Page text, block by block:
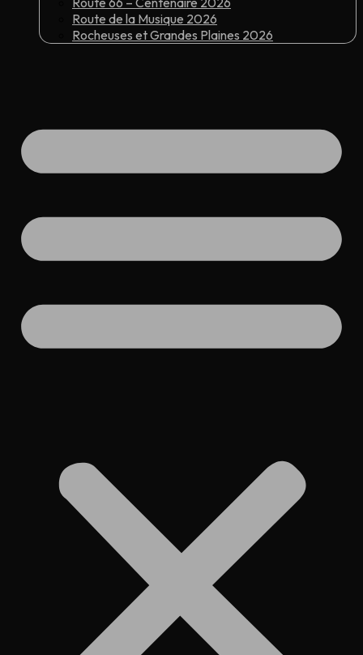
Route de la Musique 2026
Rocheuses et Grandes Plaines 2026